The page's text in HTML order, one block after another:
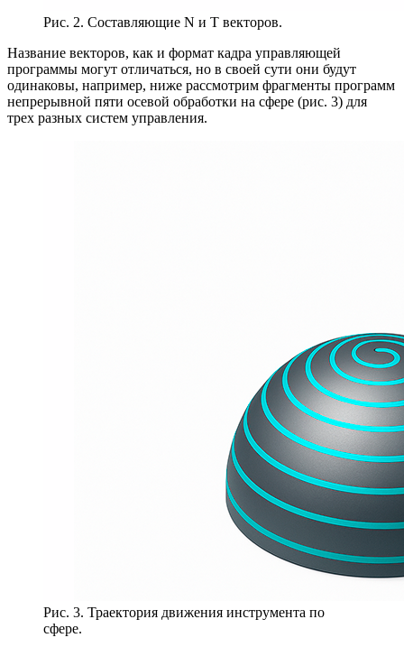
Рис. 2. Составляющие N и Т векторов.
Название векторов, как и формат кадра управляющей
программы могут отличаться, но в своей сути они будут
одинаковы, например, ниже рассмотрим фрагменты программ
непрерывной пяти осевой обработки на сфере (рис. 3) для
трех разных систем управления.
Рис. 3. Траектория движения инструмента по
сфере.